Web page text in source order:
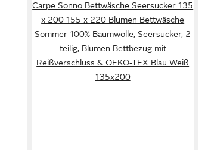
Carpe Sonno Bettwäsche Seersucker 135
x 200 155 x 220 Blumen Bettwäsche
Sommer 100% Baumwolle, Seersucker, 2
teilig, Blumen Bettbezug mit
Reißverschluss & OEKO-TEX Blau Weiß
135x200